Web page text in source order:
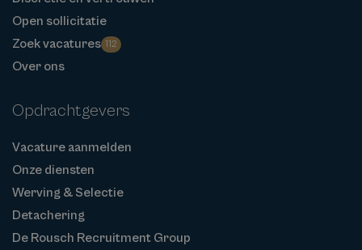
Open sollicitatie
Zoek vacatures 112
Over ons
Opdrachtgevers
Vacature aanmelden
Onze diensten
Werving & Selectie
Detachering
De Rousch Recruitment Group